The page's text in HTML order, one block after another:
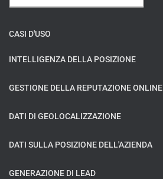
CASI D'USO
INTELLIGENZA DELLA POSIZIONE
GESTIONE DELLA REPUTAZIONE ONLINE
DATI DI GEOLOCALIZZAZIONE
DATI SULLA POSIZIONE DELL'AZIENDA
GENERAZIONE DI LEAD